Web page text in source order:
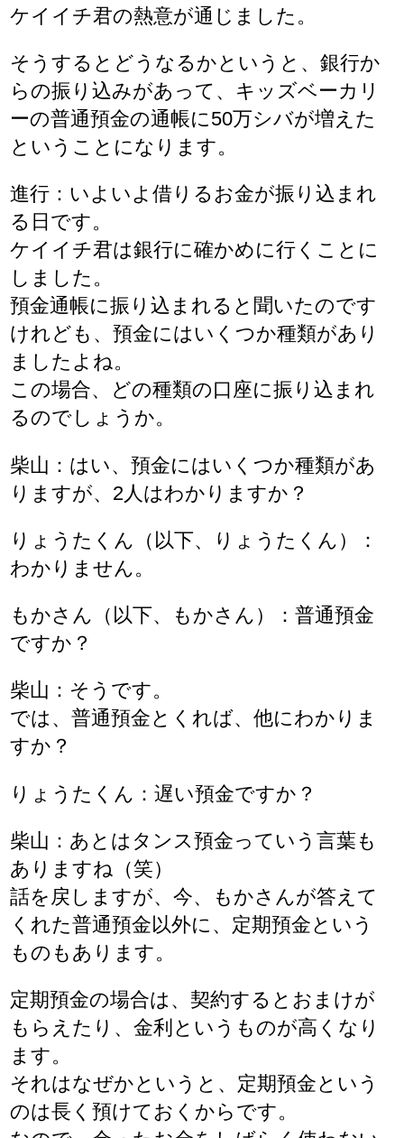
ケイイチ君の熱意が通じました。
そうするとどうなるかというと、銀行か
らの振り込みがあって、キッズベーカリ
ーの普通預金の通帳に50万シバが増えた
ということになります。
進行：いよいよ借りるお金が振り込まれ
る日です。
ケイイチ君は銀行に確かめに行くことに
しました。
預金通帳に振り込まれると聞いたのです
けれども、預金にはいくつか種類があり
ましたよね。
この場合、どの種類の口座に振り込まれ
るのでしょうか。
柴山：はい、預金にはいくつか種類があ
りますが、2人はわかりますか？
りょうたくん（以下、りょうたくん）：
わかりません。
もかさん（以下、もかさん）：普通預金
ですか？
柴山：そうです。
では、普通預金とくれば、他にわかりま
すか？
りょうたくん：遅い預金ですか？
柴山：あとはタンス預金っていう言葉も
ありますね（笑）
話を戻しますが、今、もかさんが答えて
くれた普通預金以外に、定期預金という
ものもあります。
定期預金の場合は、契約するとおまけが
もらえたり、金利というものが高くなり
ます。
それはなぜかというと、定期預金という
のは長く預けておくからです。